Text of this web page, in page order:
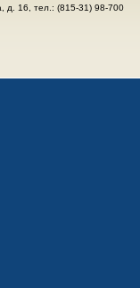
д. 16, тел.: (815-31) 98-700